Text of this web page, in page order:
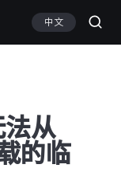
中文
从
的临